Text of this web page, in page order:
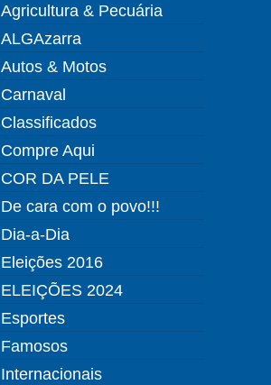
Agricultura & Pecuária
ALGAzarra
Autos & Motos
Carnaval
Classificados
Compre Aqui
COR DA PELE
De cara com o povo!!!
Dia-a-Dia
Eleições 2016
ELEIÇÕES 2024
Esportes
Famosos
Internacionais